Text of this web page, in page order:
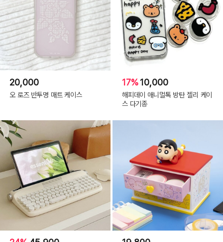
20,000
오 로즈 반투명 매트 케이스
17%10,000
해피데이 애니멀톡 방탄 젤리 케이
스 다기종